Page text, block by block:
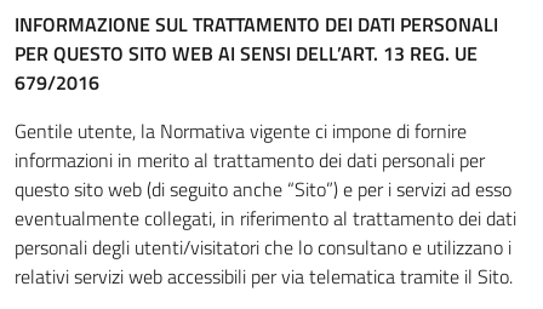
INFORMAZIONE SUL TRATTAMENTO DEI DATI PERSONALI
PER QUESTO SITO WEB AI SENSI DELL’ART. 13 REG. UE
679/2016
Gentile utente, la Normativa vigente ci impone di fornire
informazioni in merito al trattamento dei dati personali per
questo sito web (di seguito anche “Sito”) e per i servizi ad esso
eventualmente collegati, in riferimento al trattamento dei dati
personali degli utenti/visitatori che lo consultano e utilizzano i
relativi servizi web accessibili per via telematica tramite il Sito.